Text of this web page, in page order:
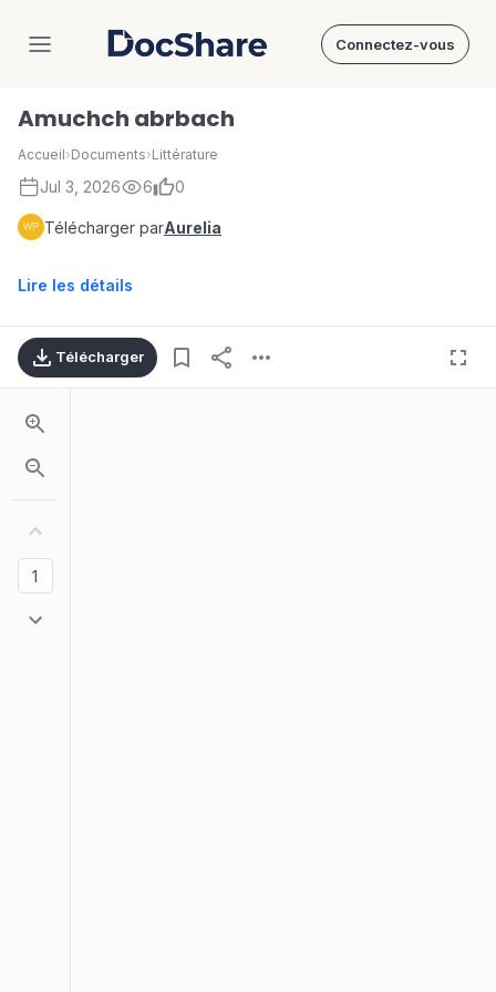
DocShare Connectez-vous
Amuchch abrbach
Accueil›Documents›Littérature
Jul 3, 2026 6 0
Télécharger parAurelia
Lire les détails
Télécharger